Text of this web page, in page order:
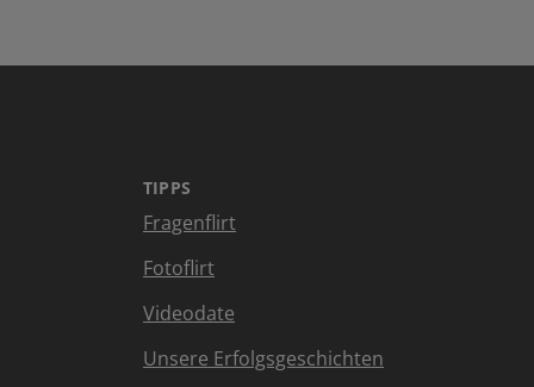
TIPPS
Fragenflirt
Fotoflirt
Videodate
Unsere Erfolgsgeschichten